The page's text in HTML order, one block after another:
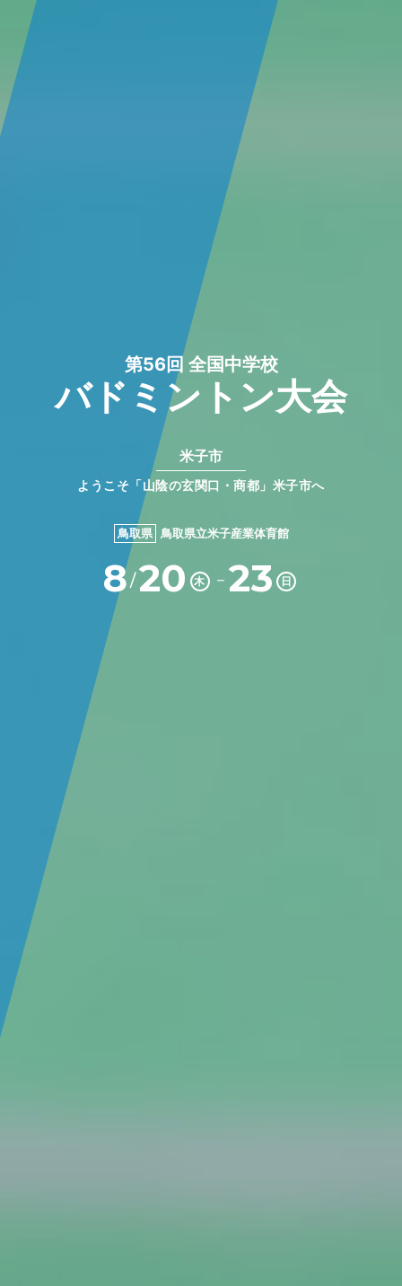
第56回 全国中学校
バドミントン大会
米子市
ようこそ「山陰の玄関口・商都」米子市へ
鳥取県 鳥取県立米子産業体育館
8/20 木 － 23 日